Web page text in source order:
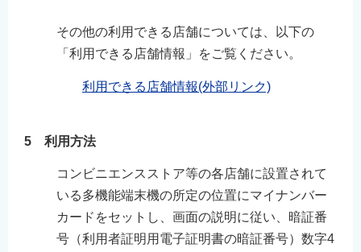
その他の利用できる店舗については、以下の
「利用できる店舗情報」をご覧ください。
利用できる店舗情報(外部リンク)
5 利用方法
コンビニエンスストア等の各店舗に設置されて
いる多機能端末機の所定の位置にマイナンバー
カードをセットし、画面の説明に従い、暗証番
号（利用者証明用電子証明書の暗証番号）数字4